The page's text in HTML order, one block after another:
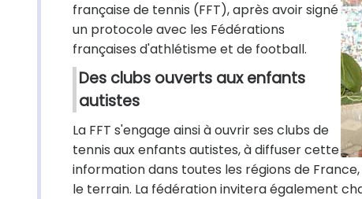
française de tennis (FFT), après avoir signé
un protocole avec les Fédérations
françaises d'athlétisme et de football.
Des clubs ouverts aux enfants
autistes
La FFT s'engage ainsi à ouvrir ses clubs de
tennis aux enfants autistes, à diffuser cette
information dans toutes les régions de
le terrain. La fédération invitera également